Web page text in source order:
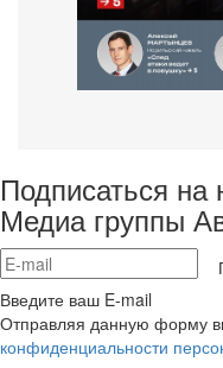
Подписаться на
Медиа группы
Введите ваш E-mail
Отправляя данную форму
конфиденциальности